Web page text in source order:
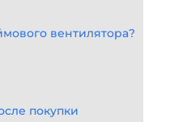
вентилятора?
покупки